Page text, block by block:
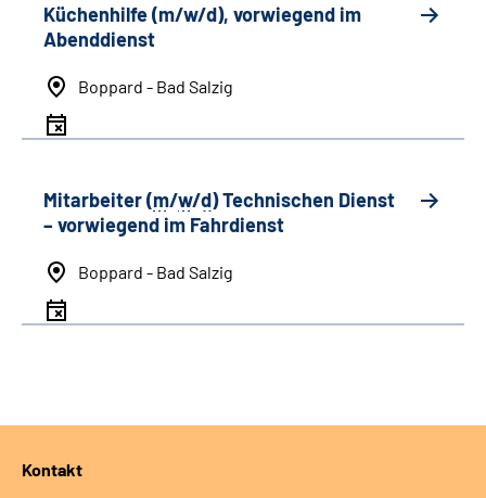
Küchenhilfe (m/w/d), vorwiegend im
Abenddienst
Boppard - Bad Salzig
Mitarbeiter (m/w/d) Technischen Dienst
– vorwiegend im Fahrdienst
Boppard - Bad Salzig
Kontakt